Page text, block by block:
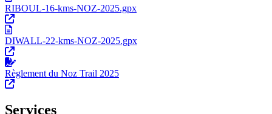
RIBOUL-16-kms-NOZ-2025.gpx
DIWALL-22-kms-NOZ-2025.gpx
Règlement du Noz Trail 2025
Services